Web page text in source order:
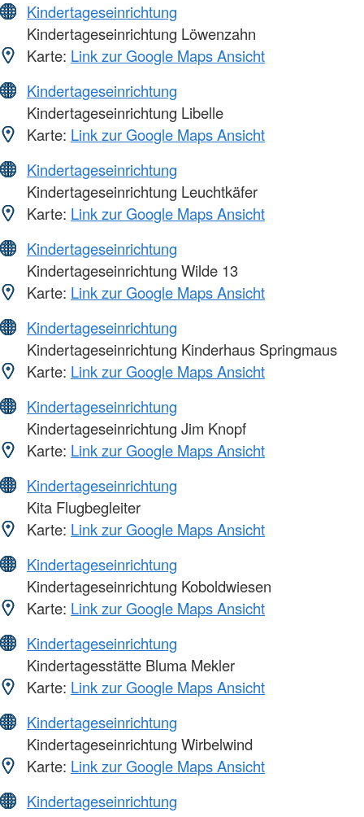
Kindertageseinrichtung
Kindertageseinrichtung Löwenzahn
Karte: Link zur Google Maps Ansicht
Kindertageseinrichtung
Kindertageseinrichtung Libelle
Karte: Link zur Google Maps Ansicht
Kindertageseinrichtung
Kindertageseinrichtung Leuchtkäfer
Karte: Link zur Google Maps Ansicht
Kindertageseinrichtung
Kindertageseinrichtung Wilde 13
Karte: Link zur Google Maps Ansicht
Kindertageseinrichtung
Kindertageseinrichtung Kinderhaus Springmaus
Karte: Link zur Google Maps Ansicht
Kindertageseinrichtung
Kindertageseinrichtung Jim Knopf
Karte: Link zur Google Maps Ansicht
Kindertageseinrichtung
Kita Flugbegleiter
Karte: Link zur Google Maps Ansicht
Kindertageseinrichtung
Kindertageseinrichtung Koboldwiesen
Karte: Link zur Google Maps Ansicht
Kindertageseinrichtung
Kindertagesstätte Bluma Mekler
Karte: Link zur Google Maps Ansicht
Kindertageseinrichtung
Kindertageseinrichtung Wirbelwind
Karte: Link zur Google Maps Ansicht
Kindertageseinrichtung